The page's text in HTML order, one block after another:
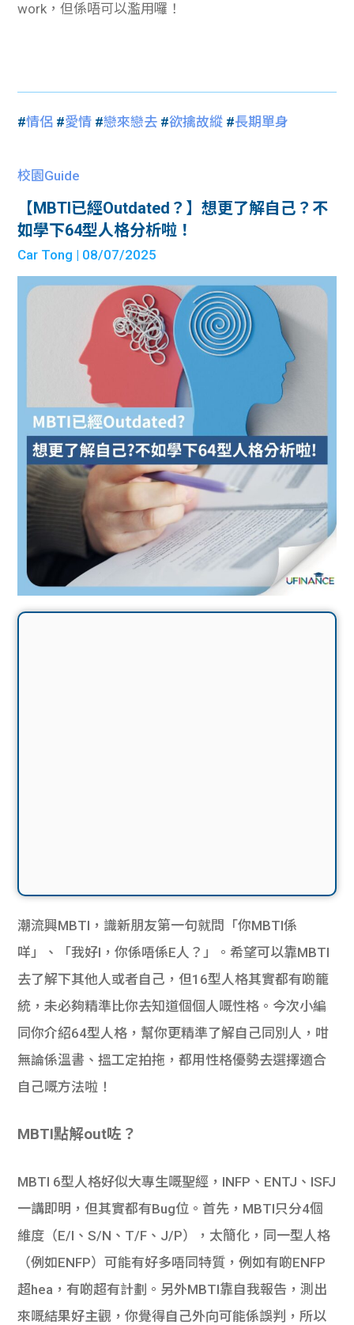
work，但係唔可以濫用囉！
#情侶 #愛情 #戀來戀去 #欲擒故縱 #長期單身
校園Guide
【MBTI已經Outdated？】想更了解自己？不
如學下64型人格分析啦！
Car Tong | 08/07/2025
潮流興MBTI，識新朋友第一句就問「你MBTI係
咩」、「我好I，你係唔係E人？」。希望可以靠MBTI
去了解下其他人或者自己，但16型人格其實都有啲籠
統，未必夠精準比你去知道個個人嘅性格。 今次小編
同你介紹64型人格，幫你更精準了解自己同別人，咁
無論係溫書、搵工定拍拖，都用性格優勢去選擇適合
自己嘅方法啦！
MBTI點解out咗？
MBTI 6型人格好似大專生嘅聖經，INFP、ENTJ、ISFJ
一講即明，但其實都有Bug位。首先，MBTI只分4個
維度（E/I、S/N、T/F、J/P），太簡化，同一型人格
（例如ENFP）可能有好多唔同特質，例如有啲ENFP
超hea，有啲超有計劃。另外MBTI靠自我報告，測出
來嘅結果好主觀，你覺得自己外向可能係誤判，所以